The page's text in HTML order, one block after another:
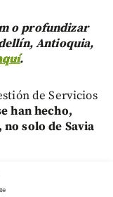
o profundizar
Antioquia,
.
de Servicios
han hecho,
solo de Savia
a 36.000 a